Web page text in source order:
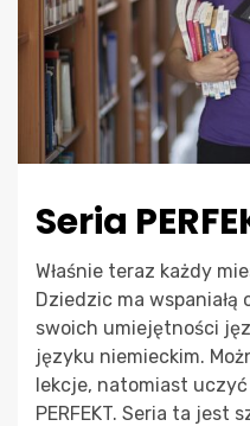
Seria
Właśnie teraz każdy
Dziedzic ma
swoich umiejętności
języku niemieckim.
lekcje, natomiast uczyć
PERFEKT. Seria ta jest